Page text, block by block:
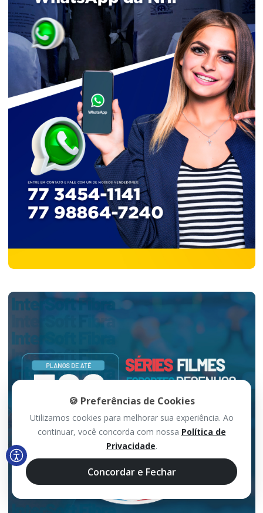
🍪 Preferências de Cookies
Utilizamos cookies para melhorar sua experiência. Ao
continuar, você concorda com nossa Política de
Privacidade.
Concordar e Fechar